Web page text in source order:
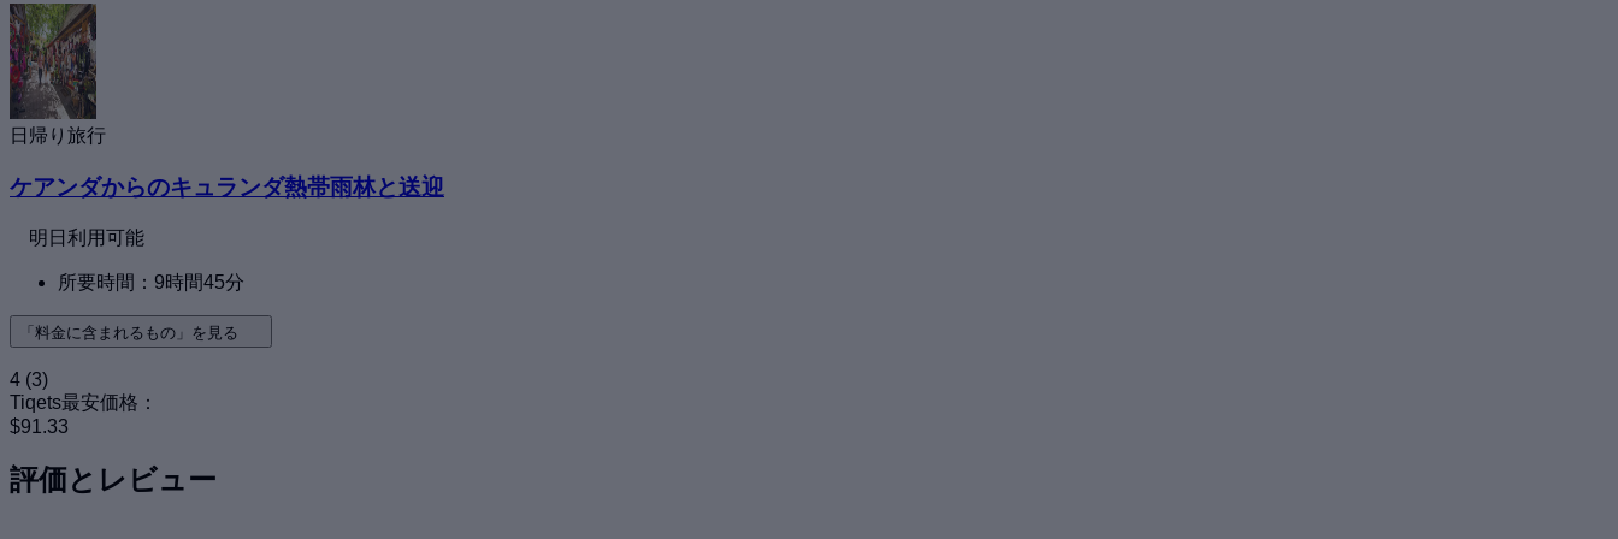
日帰り旅行
ケアンダからのキュランダ熱帯雨林と送迎
明日利用可能
所要時間：9時間45分
「料金に含まれるもの」を見る
4 (3)
Tiqets最安価格：
$91.33
評価とレビュー